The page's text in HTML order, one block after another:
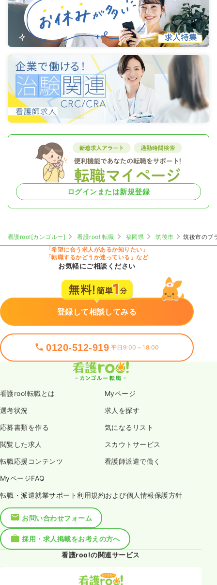
ログインまたは新規登録
看護roo![カンゴルー] 看護roo! 転職 福岡県 筑後市
筑後市のブ
「希望に合う求人があるか知りたい」
「転職するかどうか迷っている」など
お気軽にご相談ください
登録して相談してみる
0120-512-919 平日9:00～18:00
看護roo!転職とは Myページ
選考状況 求人を探す
応募書類を作る 気になるリスト
閲覧した求人 スカウトサービス
転職応援コンテンツ 看護師派遣で働く
MyページFAQ
転職・派遣就業サポート利用規約および個人情報保護方針
お問い合わせフォーム
採用・求人掲載をお考えの方へ
看護roo!の関連サービス